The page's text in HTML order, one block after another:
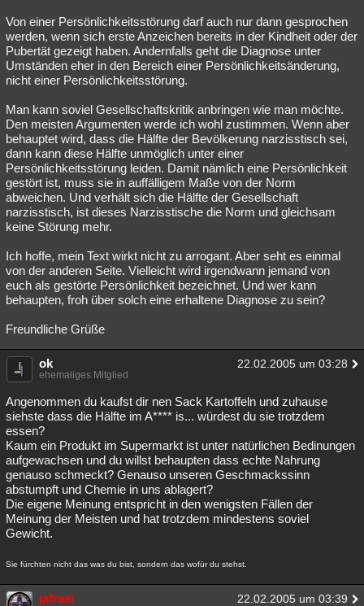
Von einer Persönlichkeitsstörung darf auch nur dann gesprochen
werden, wenn sich erste Anzeichen bereits in der Kindheit oder der
Pubertät gezeigt haben. Andernfalls geht die Diagnose unter
Umständen eher in den Bereich einer Persönlichkeitsänderung,
nicht einer Persönlichkeitsstörung.
Man kann soviel Gesellschaftskritik anbringen wie man möchte.
Den meisten Argumenten werde ich wohl zustimmen. Wenn aber
behauptet wird, dass die Hälfte der Bevölkerung narzisstisch sei,
dann kann diese Hälfte unmöglich unter einer
Persönlichkeitsstörung leiden. Damit nämlich eine Persönlichkeit
gestört ist, muss sie in auffälligem Maße von der Norm
abweichen. Und verhält sich die Hälfte der Gesellschaft
narzisstisch, ist dieses Narzisstische die Norm und gleichsam
keine Störung mehr.
Ich hoffe, mein Text wirkt nicht zu arrogant. Aber seht es einmal
von der anderen Seite. Vielleicht wird irgendwann jemand von
euch als gestörte Persönlichkeit bezeichnet. Und wer kann
behaupten, froh über solch eine erhaltene Diagnose zu sein?
Freundliche Grüße
ok 22.02.2005 um 03:28
ehemaliges Mitglied
Angenommen du kaufst dir nen Sack Kartoffeln und zuhause
siehste dass die Hälfte im A**** is... würdest du sie trotzdem
essen?
Kaum ein Produkt im Supermarkt ist unter natürlichen Bedinungen
aufgewachsen und du willst behaupten dass echte Nahrung
genauso schmeckt? Genauso unseren Geschmackssinn
abstumpft und Chemie in uns ablagert?
Die eigene Meinung entspricht in den wenigsten Fällen der
Meinung der Meisten und hat trotzdem mindestens soviel
Gewicht.
Sie fürchten nicht das was du bist, sondern das wofür du stehst.
jafrael 22.02.2005 um 03:39